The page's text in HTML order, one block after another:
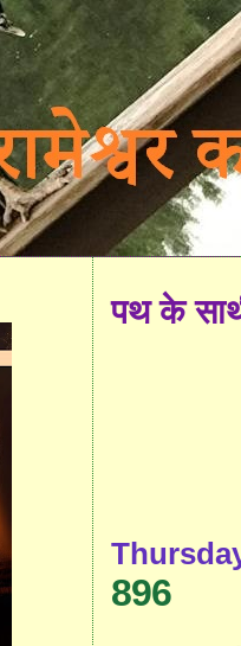
पथ के
896